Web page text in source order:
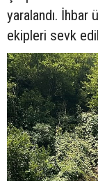
yaralandı. İhbar
ekipleri sevk